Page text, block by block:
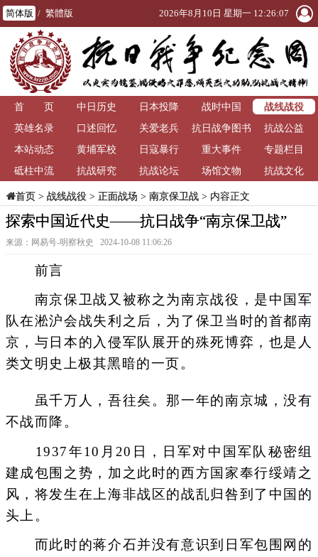
简体版 / 繁體版 2026年8月10日 星期一 12:26:07
首 页 中日历史 日本投降 战时中国
战线战役
英雄名录
口述回忆 关爱老兵
抗日战争图书
馆
抗战公益
本站动态
黄埔军校 日寇暴行 重大事件
专题栏目
砥柱中流
抗战研究 抗战论坛 场馆文物 抗战文化
首页> 战线战役> 正面战场 > 南京保卫战> 内容正文
探索中国近代史——抗日战争“南京保卫战”
来源：网易号-明察秋史 2024-10-08 11:06:26
前言
南京保卫战又被称之为南京战役，是中国军
队在淞沪会战失利之后，为了保卫当时的首都南
京，与日本的入侵军队展开的殊死博弈，也是人
类文明史上极其黑暗的一页。
虽千万人，吾往矣。那一年的南京城，没有
不战而降。
1937年10月20日，日军对中国军队秘密组
建成包围之势，加之此时的西方国家奉行绥靖之
风，将发生在上海非战区的战乱归咎到了中国的
头上。
而此时的蒋介石并没有意识到日军包围网的